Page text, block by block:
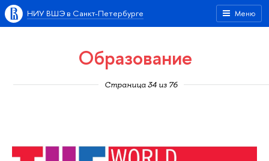
Меню
НИУ ВШЭ в Санкт-Петербурге
Образование
Страница 34 из 76